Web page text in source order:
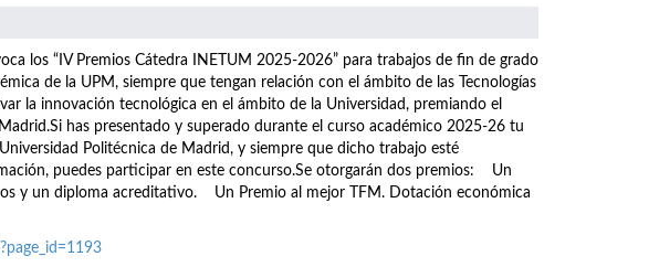
los “IV Premios Cátedra INETUM 2025-2026” para trabajos de fin de grado
de la UPM, siempre que tengan relación con el ámbito de las Tecnologías
la innovación tecnológica en el ámbito de la Universidad, premiando el
has presentado y superado durante el curso académico 2025-26 tu
Politécnica de Madrid, y siempre que dicho trabajo esté
puedes participar en este concurso.Se otorgarán dos premios: Un
y un diploma acreditativo. Un Premio al mejor TFM. Dotación económica